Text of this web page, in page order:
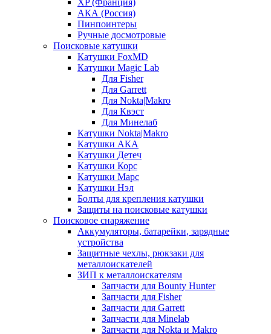
АКА (Россия)
Пинпоинтеры
Ручные досмотровые
Поисковые катушки
Катушки FoxMD
Катушки Magic Lab
Для Fisher
Для Garrett
Для Nokta|Makro
Для Квэст
Для Минелаб
Катушки Nokta|Makro
Катушки АКА
Катушки Детеч
Катушки Корс
Катушки Марс
Катушки Нэл
Болты для крепления катушки
Защиты на поисковые катушки
Поисковое снаряжение
Аккумуляторы, батарейки, зарядные
устройства
Защитные чехлы, рюкзаки для
металлоискателей
ЗИП к металлоискателям
Запчасти для Bounty Hunter
Запчасти для Fisher
Запчасти для Garrett
Запчасти для Minelab
Запчасти для Nokta и Makro